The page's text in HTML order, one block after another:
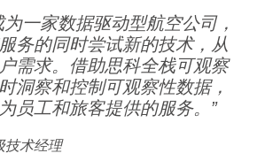
一家数据驱动型航空公司，
务的同时尝试新的技术，从
需求。借助思科全栈可观察
洞察和控制可观察性数据，
员工和旅客提供的服务。 ”
技术经理